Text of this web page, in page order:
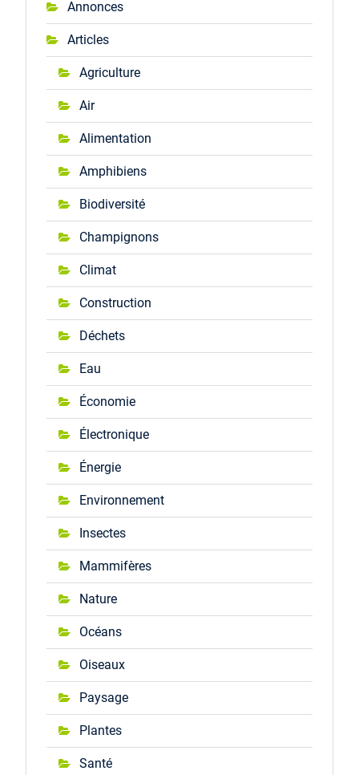
Annonces
Articles
Agriculture
Air
Alimentation
Amphibiens
Biodiversité
Champignons
Climat
Construction
Déchets
Eau
Économie
Électronique
Énergie
Environnement
Insectes
Mammifères
Nature
Océans
Oiseaux
Paysage
Plantes
Santé